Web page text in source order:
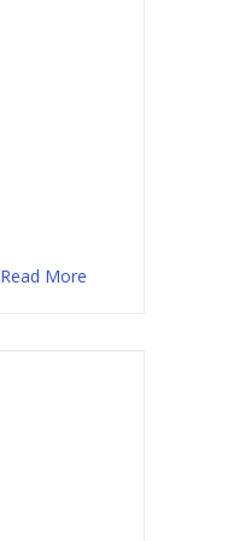
Read More